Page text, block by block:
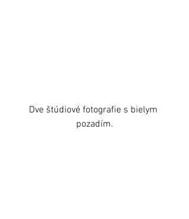
Dve štúdiové fotografie s bielym
pozadím.